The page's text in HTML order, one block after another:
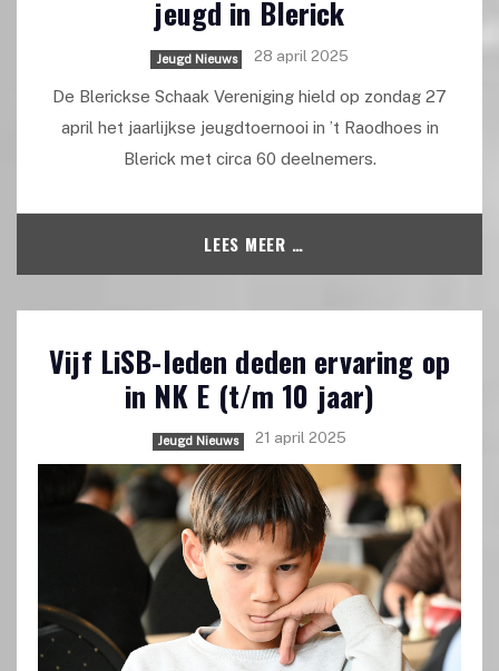
jeugd in Blerick
Jeugd Nieuws 28 april 2025
De Blerickse Schaak Vereniging hield op zondag 27
april het jaarlijkse jeugdtoernooi in ’t Raodhoes in
Blerick met circa 60 deelnemers.
LEES MEER …
Vijf LiSB-leden deden ervaring op
in NK E (t/m 10 jaar)
Jeugd Nieuws 21 april 2025